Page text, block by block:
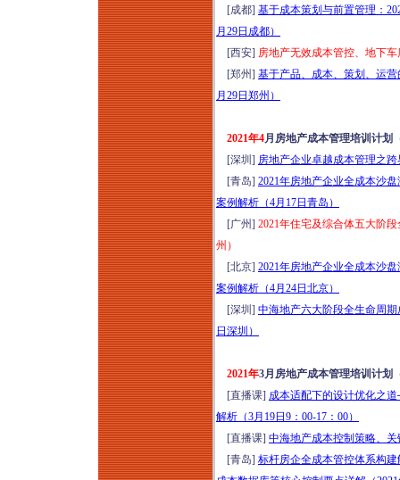
[成都] 基于成本策划与前置管理：
月29日成都）
[西安] 房地产无效成本管控、地下
[郑州] 基于产品、成本、策划、运
月29日郑州）
2021年4月房地产成本管理培训计划
[深圳] 房地产企业卓越成本管理之
[青岛] 2021年房地产企业全成本沙
案例解析（4月17日青岛）
[广州] 2021年住宅及综合体五大阶
州）
[北京] 2021年房地产企业全成本沙
案例解析（4月24日北京）
[深圳] 中海地产六大阶段全生命周
日深圳）
2021年3月房地产成本管理培训计划
[直播课] 成本适配下的设计优化之
解析（3月19日9：00-17：00）
[直播课] 中海地产成本控制策略、关
[青岛] 标杆房企全成本管控体系构